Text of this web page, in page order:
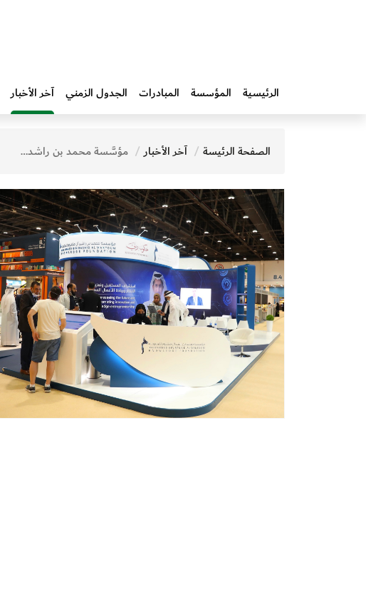
الرئيسية المؤسسة المبادرات‎ الجدول الزمني آخر الأخبار
الصفحة الرئيسة آخر الأخبار مؤسَّسة محمد بن راشد آل مكتوم للمعرفة تنظّم فعاليات معرفية متنوعة خلال مشاركتها في معرض أبوظبي الدولي للكتاب